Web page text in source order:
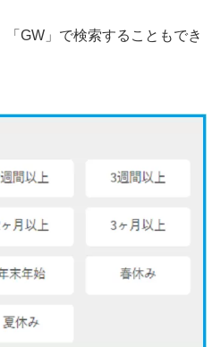
「GW」で検索することもでき